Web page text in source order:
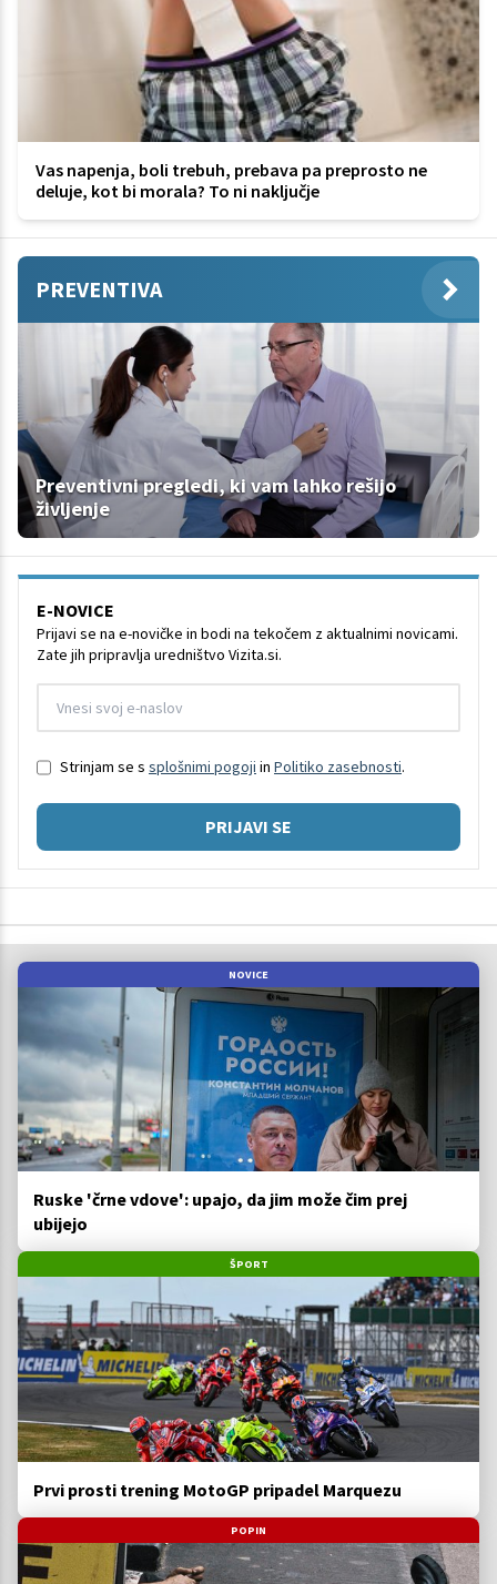
Vas napenja, boli trebuh, prebava pa preprosto ne
deluje, kot bi morala? To ni naključje
PREVENTIVA
Preventivni pregledi, ki vam lahko rešijo
življenje
E-NOVICE
Prijavi se na e-novičke in bodi na tekočem z aktualnimi novicami.
Zate jih pripravlja uredništvo Vizita.si.
Strinjam se s splošnimi pogoji in Politiko zasebnosti.
PRIJAVI SE
NOVICE
Ruske 'črne vdove': upajo, da jim može čim prej
ubijejo
ŠPORT
Prvi prosti trening MotoGP pripadel Marquezu
POPIN